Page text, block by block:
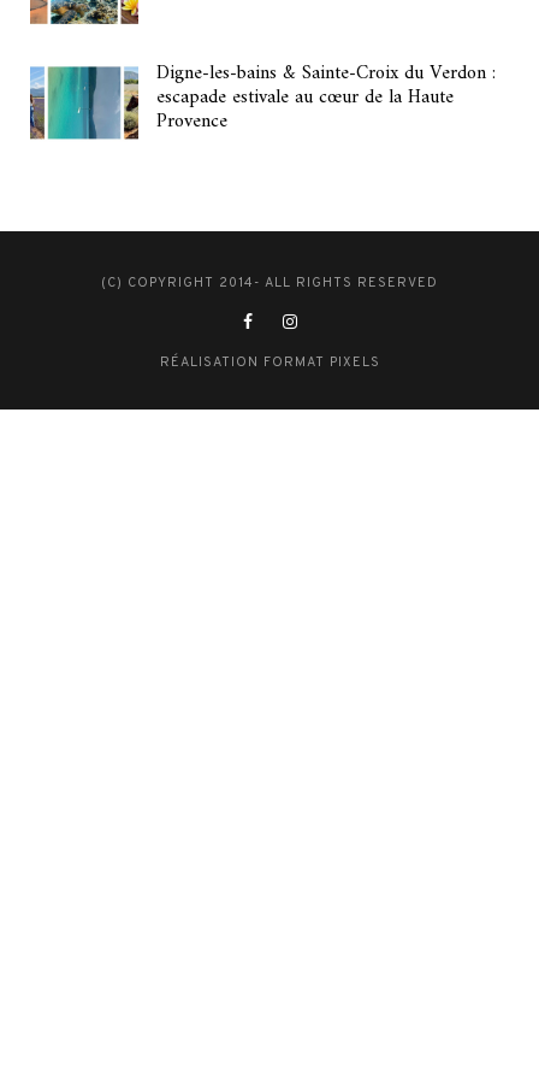
Digne-les-bains & Sainte-Croix du Verdon :
escapade estivale au cœur de la Haute
Provence
(C) COPYRIGHT 2014- ALL RIGHTS RESERVED
RÉALISATION FORMAT PIXELS